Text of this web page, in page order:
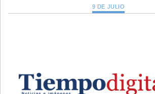
9 DE JULIO